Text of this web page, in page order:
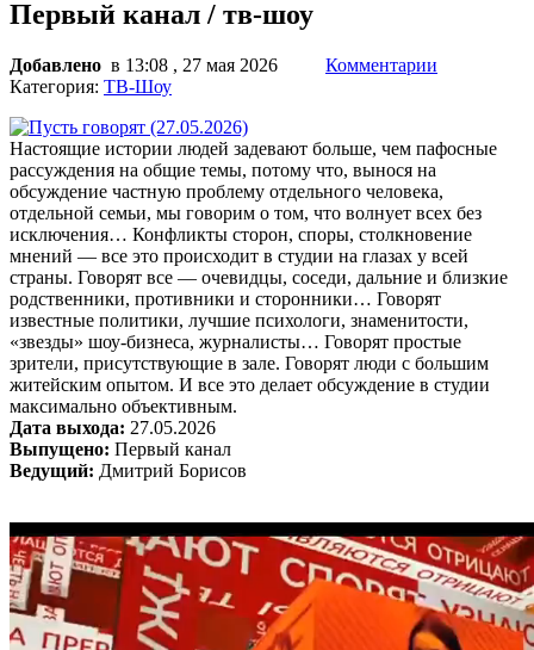
Первый канал / тв-шоу
Добавлено в 13:08 , 27 мая 2026
Комментарии
Категория: ТВ-Шоу
Настоящие истории людей задевают больше, чем пафосные
рассуждения на общие темы, потому что, вынося на
обсуждение частную проблему отдельного человека,
отдельной семьи, мы говорим о том, что волнует всех без
исключения… Конфликты сторон, споры, столкновение
мнений — все это происходит в студии на глазах у всей
страны. Говорят все — очевидцы, соседи, дальние и близкие
родственники, противники и сторонники… Говорят
известные политики, лучшие психологи, знаменитости,
«звезды» шоу-бизнеса, журналисты… Говорят простые
зрители, присутствующие в зале. Говорят люди с большим
житейским опытом. И все это делает обсуждение в студии
максимально объективным.
Дата выхода: 27.05.2026
Выпущено: Первый канал
Ведущий: Дмитрий Борисов